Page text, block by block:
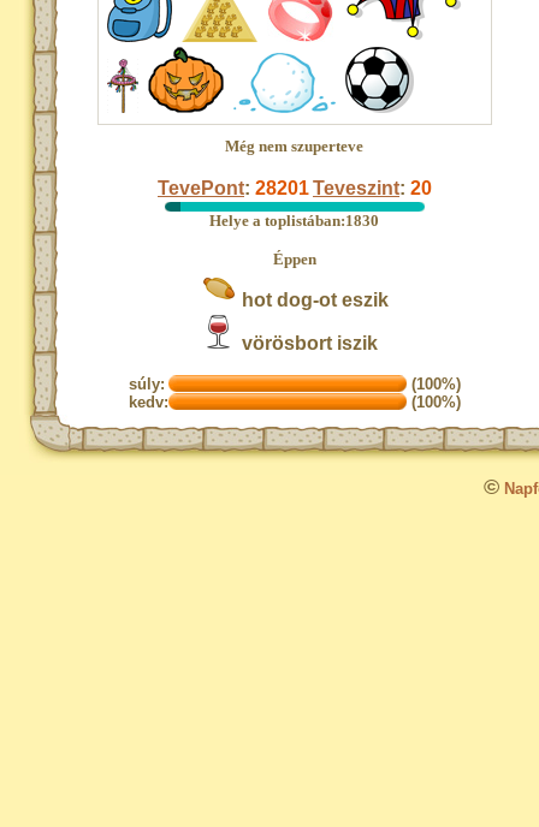
Még nem szuperteve
TevePont: 28201Teveszint: 20
Helye a toplistában:1830
Éppen
hot dog-ot eszik
vörösbort iszik
súly:
(100%)
kedv:
(100%)
©